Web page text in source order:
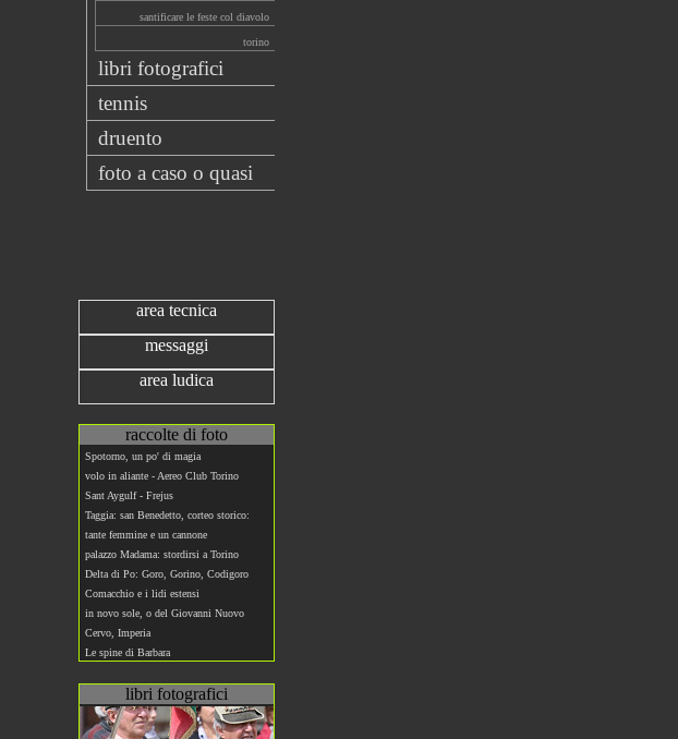
santificare le feste col diavolo
torino
libri fotografici
tennis
druento
foto a caso o quasi
area tecnica
messaggi
area ludica
raccolte di foto
Spotorno, un po' di magia
volo in aliante - Aereo Club Torino
Sant Aygulf - Frejus
Taggia: san Benedetto, corteo storico:
tante femmine e un cannone
palazzo Madama: stordirsi a Torino
Delta di Po: Goro, Gorino, Codigoro
Comacchio e i lidi estensi
in novo sole, o del Giovanni Nuovo
Cervo, Imperia
Le spine di Barbara
libri fotografici